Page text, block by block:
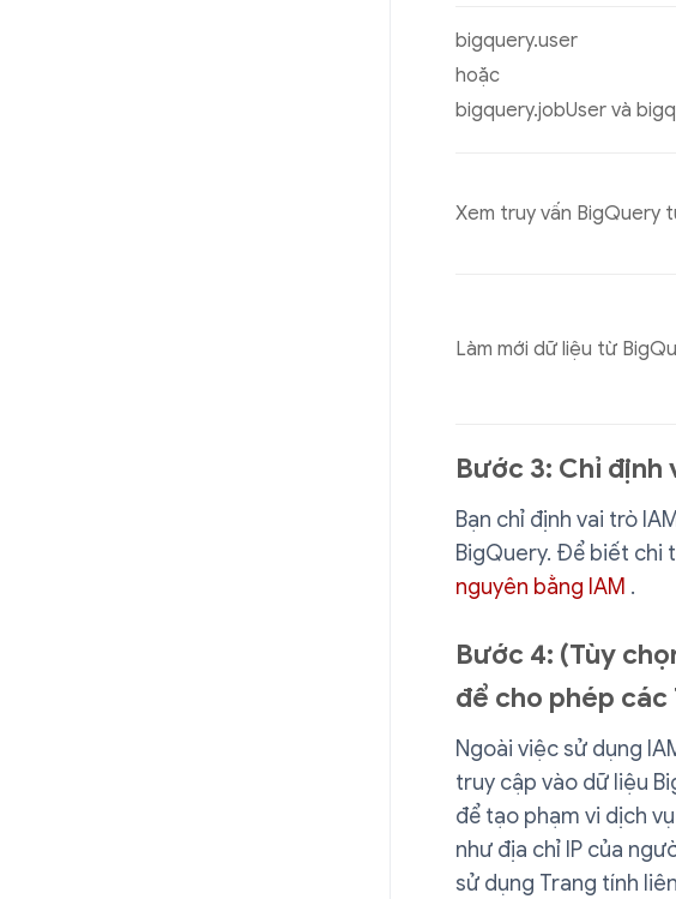
bigquery.user
hoặc
bigquery.jobUser và
Xem truy vấn BigQuery
Làm mới dữ liệu từ
Bước 3: Chỉ định
Bạn chỉ định vai trò
BigQuery. Để biết chi
nguyên bằng IAM .
Bước 4: (Tùy
để cho phép
Ngoài việc sử dụng
truy cập vào dữ liệu
để tạo phạm vi dịch
như địa chỉ IP của
sử dụng Trang tính